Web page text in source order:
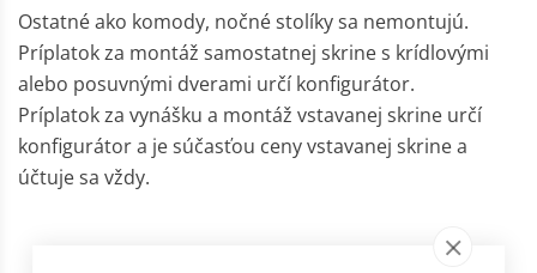
Ostatné ako komody, nočné stolíky sa nemontujú.
Príplatok za montáž samostatnej skrine s krídlovými
alebo posuvnými dverami určí konfigurátor.
Príplatok za vynášku a montáž vstavanej skrine určí
konfigurátora je súčasťou ceny vstavanej skrine a
účtuje sa vždy.